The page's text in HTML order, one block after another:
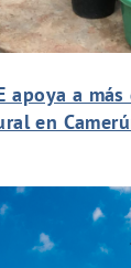
apoya a
en